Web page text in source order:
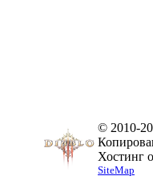
© 2010-
Хостинг
SiteMap